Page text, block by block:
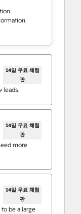
14일 무료 체험
판
leads.
14일 무료 체험
판
more
14일 무료 체험
판
be a large